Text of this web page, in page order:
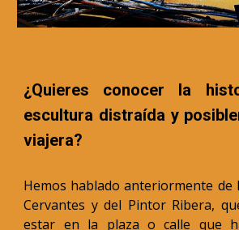
¿Quieres conocer la
escultura distraída y
viajera?
Hemos hablado anteriormente de
Cervantes y del Pintor Ribera,
estar en la plaza o calle que